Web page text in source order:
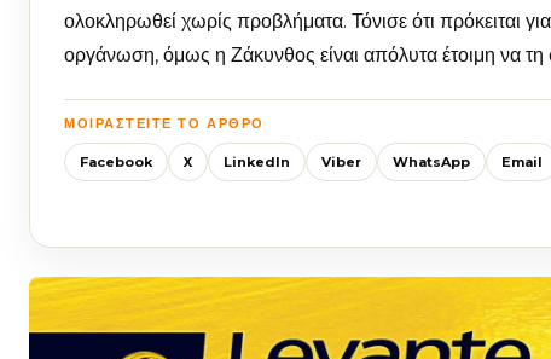
ολοκληρωθεί χωρίς προβλήματα. Τόνισε ότι πρόκειται
οργάνωση, όμως η Ζάκυνθος είναι απόλυτα έτοιμη να τη
ΜΟΙΡΑΣΤΕΊΤΕ ΤΟ ΆΡΘΡΟ
Facebook X LinkedIn Viber WhatsApp Email